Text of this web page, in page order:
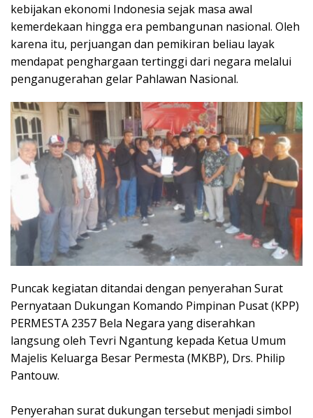
kebijakan ekonomi Indonesia sejak masa awal
kemerdekaan hingga era pembangunan nasional. Oleh
karena itu, perjuangan dan pemikiran beliau layak
mendapat penghargaan tertinggi dari negara melalui
penganugerahan gelar Pahlawan Nasional.
Puncak kegiatan ditandai dengan penyerahan Surat
Pernyataan Dukungan Komando Pimpinan Pusat (KPP)
PERMESTA 2357 Bela Negara yang diserahkan
langsung oleh Tevri Ngantung kepada Ketua Umum
Majelis Keluarga Besar Permesta (MKBP), Drs. Philip
Pantouw.
‎Penyerahan surat dukungan tersebut menjadi simbol